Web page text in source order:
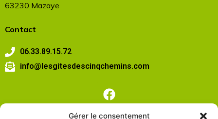
Gérer le consentement
63230 Mazaye
Contact
06.33.89.15.72
info@lesgitesdescinqchemins.com